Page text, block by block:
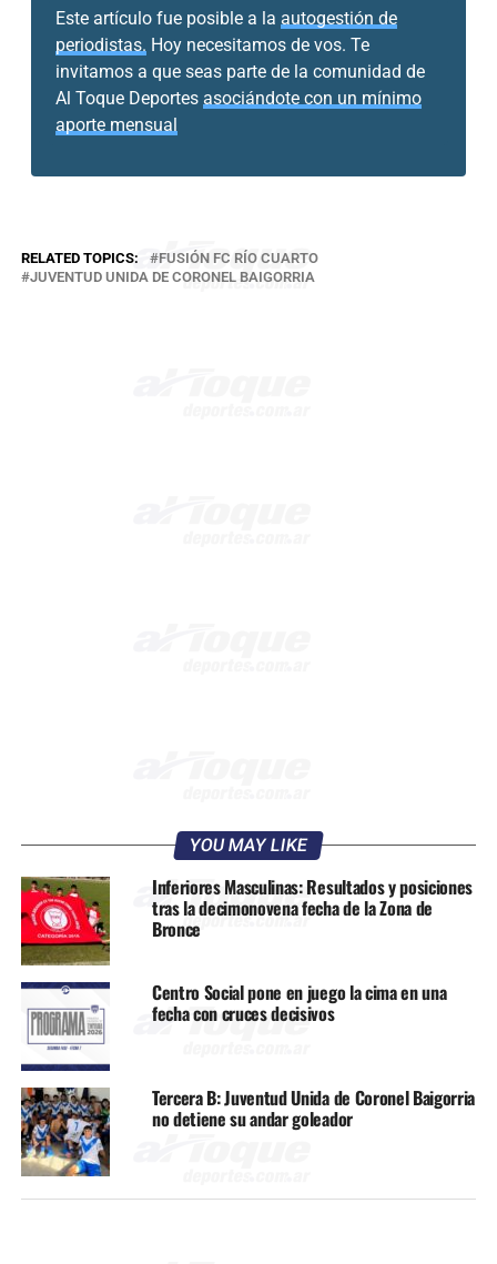
Este artículo fue posible a la autogestión de
periodistas. Hoy necesitamos de vos. Te
invitamos a que seas parte de la comunidad de
Al Toque Deportes asociándote con un mínimo
aporte mensual
RELATED TOPICS:
FUSIÓN FC RÍO CUARTO
JUVENTUD UNIDA DE CORONEL BAIGORRIA
YOU MAY LIKE
Inferiores Masculinas: Resultados y posiciones
tras la decimonovena fecha de la Zona de
Bronce
Centro Social pone en juego la cima en una
fecha con cruces decisivos
Tercera B: Juventud Unida de Coronel Baigorria
no detiene su andar goleador